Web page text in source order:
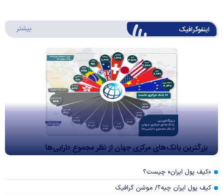
اینفوگرافیک بیشتر
بزرگترین بانک‌های مرکزی جهان از نظر مجموع دارایی‌ها
«کیف پول ایران» چیست؟
کیف پول ایران چیه؟/ موشن گرافیک